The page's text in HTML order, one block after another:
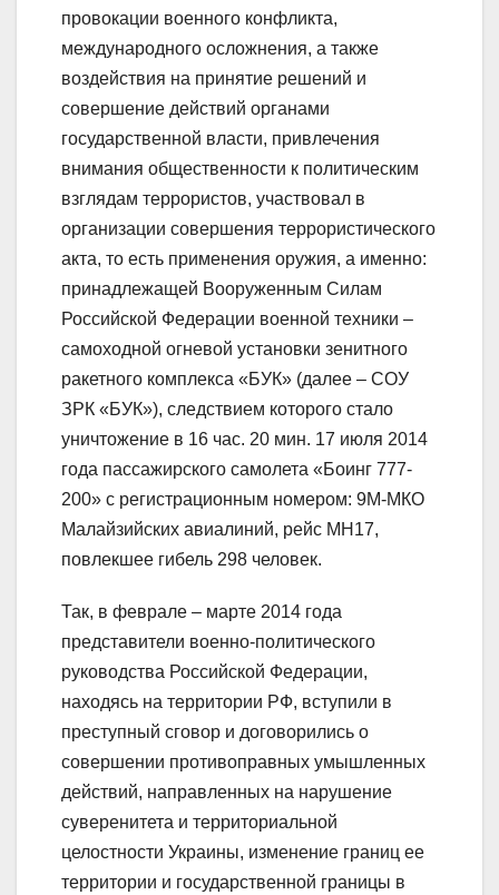
провокации военного конфликта,
международного осложнения, а также
воздействия на принятие решений и
совершение действий органами
государственной власти, привлечения
внимания общественности к политическим
взглядам террористов, участвовал в
организации совершения террористического
акта, то есть применения оружия, а именно:
принадлежащей Вооруженным Силам
Российской Федерации военной техники –
самоходной огневой установки зенитного
ракетного комплекса «БУК» (далее – СОУ
ЗРК «БУК»), следствием которого стало
уничтожение в 16 час. 20 мин. 17 июля 2014
года пассажирского самолета «Боинг 777-
200» с регистрационным номером: 9М-МКО
Малайзийских авиалиний, рейс МН17,
повлекшее гибель 298 человек.
Так, в феврале – марте 2014 года
представители военно-политического
руководства Российской Федерации,
находясь на территории РФ, вступили в
преступный сговор и договорились о
совершении противоправных умышленных
действий, направленных на нарушение
суверенитета и территориальной
целостности Украины, изменение границ ее
территории и государственной границы в